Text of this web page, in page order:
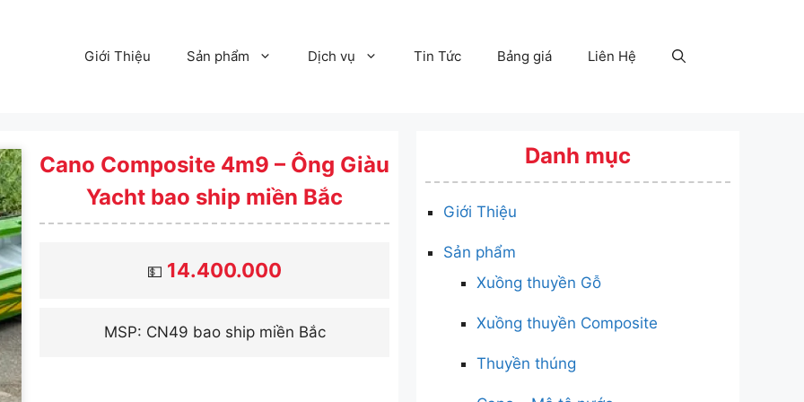
Giới Thiệu Sản phẩm Dịch vụ Tin Tức Bảng giá Liên Hệ
Cano Composite 4m9 – Ông Giàu
Yacht bao ship miền Bắc
💵 14.400.000
MSP: CN49 bao ship miền Bắc
Danh mục
Giới Thiệu
Sản phẩm
Xuồng thuyền Gỗ
Xuồng thuyền Composite
Thuyền thúng